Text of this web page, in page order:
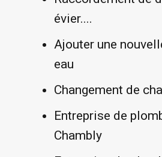
évier....
Ajouter une
eau
Changement de
Entreprise de
Chambly